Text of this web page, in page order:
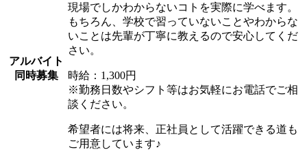
アルバイト
同時募集
現場でしかわからないコトを実際に学べます。
もちろん、学校で習っていないことやわからな
いことは先輩が丁寧に教えるので安心してくだ
さい。
時給：1,300円
※勤務日数やシフト等はお気軽にお電話でご相
談ください。
希望者には将来、正社員として活躍できる道も
ご用意しています♪